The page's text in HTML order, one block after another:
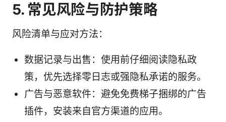
5. 常见风险与防护策略
风险清单与应对方法：
数据记录与出售：使用前仔细阅读隐私政
策，优先选择零日志或强隐私承诺的服务。
广告与恶意软件：避免免费梯子捆绑的广告
插件，安装来自官方渠道的应用。